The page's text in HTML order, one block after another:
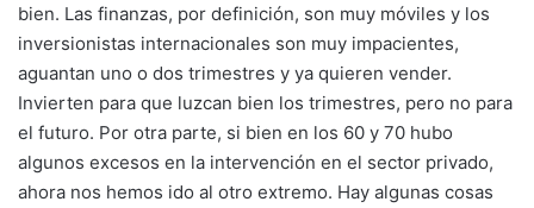
bien. Las finanzas, por definición, son muy móviles y los
inversionistas internacionales son muy impacientes,
aguantan uno o dos trimestres y ya quieren vender.
Invierten para que luzcan bien los trimestres, pero no para
el futuro. Por otra parte, si bien en los 60 y 70 hubo
algunos excesos en la intervención en el sector privado,
ahora nos hemos ido al otro extremo. Hay algunas cosas